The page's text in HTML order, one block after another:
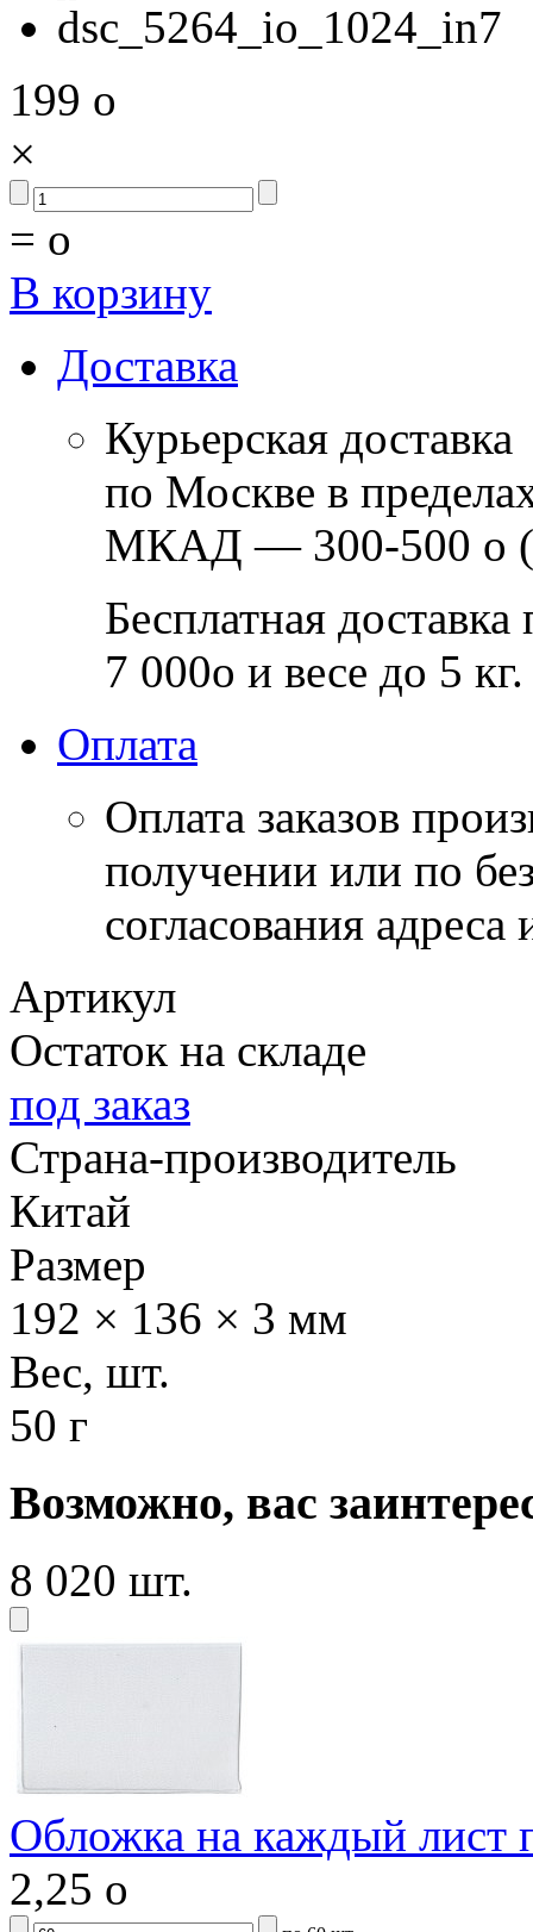
199 o
×
= o
В корзину
Доставка
Курьерская доставка
по Москве в
МКАД — 300-500 o
Бесплатная
7 000o и весе до 5 кг.
Оплата
Оплата заказов
получении или по
согласования
Артикул
Остаток на складе
под заказ
Страна-производитель
Китай
Размер
192 × 136 × 3 мм
Вес, шт.
50 г
Возможно, вас
8 020 шт.
Обложка на каждый лист
2,25 o